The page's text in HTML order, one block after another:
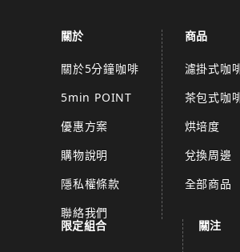
關於
關於5分鐘咖啡
5min POINT
優惠方案
購物說明
隱私權條款
聯絡我們
商品
濾掛式咖
茶包式咖
烘培度
兌換周邊
全部商品
限定組合 關注